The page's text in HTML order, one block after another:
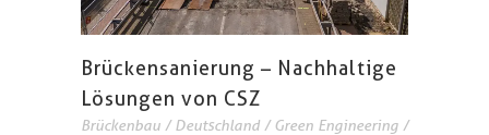
Brückensanierung – Nachhaltige
Lösungen von CSZ
Brückenbau /Deutschland / Green Engineering /